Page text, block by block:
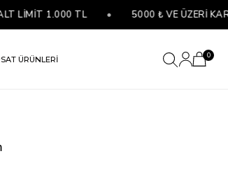
1.000 TL • 5000 ₺ VE ÜZERİ KARGO
ÜRÜNLERİ 0